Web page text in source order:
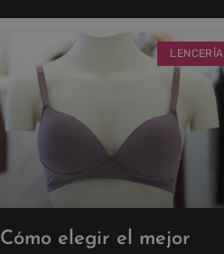
LENCERÍA
Cómo elegir el mejor